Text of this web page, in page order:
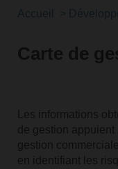
Carte de
Les informations
de gestion
gestion
en identifiant les